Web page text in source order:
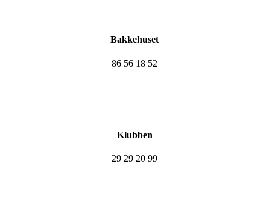
Bakkehuset
86 56 18 52
Klubben
29 29 20 99